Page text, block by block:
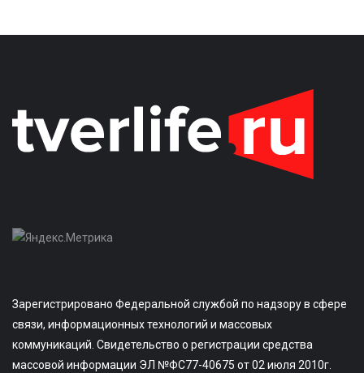
Зарегистрировано Федеральной службой по надзору в сфере
связи, информационных технологий и массовых
коммуникаций. Свидетельство о регистрации средства
массовой информации ЭЛ №ФС77-40675 от 02 июля 2010г.